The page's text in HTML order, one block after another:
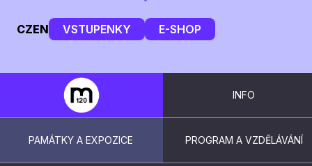
CZEN VSTUPENKY E-SHOP
INFO
PAMÁTKY A EXPOZICE PROGRAM A VZDĚLÁVÁNÍ